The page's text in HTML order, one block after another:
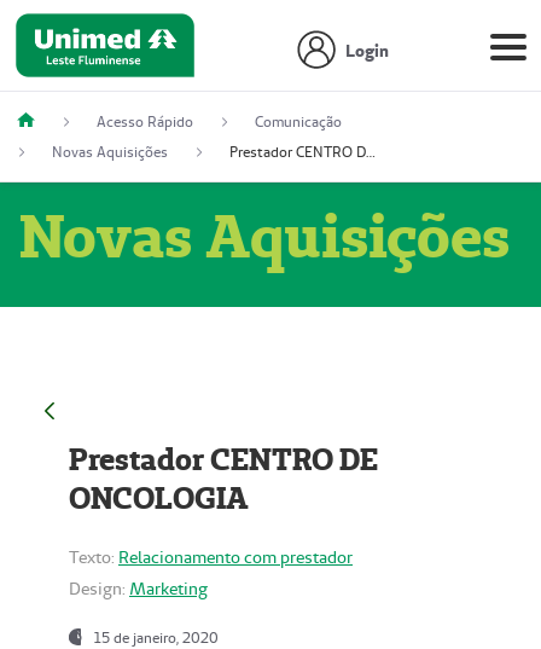
Login
Acesso Rápido
Comunicação
Novas Aquisições
Prestador CENTRO DE ONCOLOGIA
Novas Aquisições
Prestador CENTRO DE
ONCOLOGIA
Texto: Relacionamento com prestador
Design: Marketing
15 de janeiro, 2020